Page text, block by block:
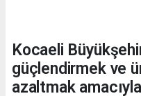
Kocaeli
güçlendirmek ve
azaltmak